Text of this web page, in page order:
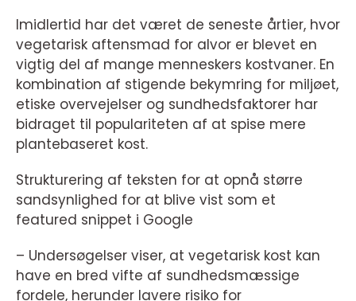
Imidlertid har det været de seneste årtier, hvor
vegetarisk aftensmad for alvor er blevet en
vigtig del af mange menneskers kostvaner. En
kombination af stigende bekymring for miljøet,
etiske overvejelser og sundhedsfaktorer har
bidraget til populariteten af at spise mere
plantebaseret kost.
Strukturering af teksten for at opnå større
sandsynlighed for at blive vist som et
featured snippet i Google
– Undersøgelser viser, at vegetarisk kost kan
have en bred vifte af sundhedsmæssige
fordele, herunder lavere risiko for